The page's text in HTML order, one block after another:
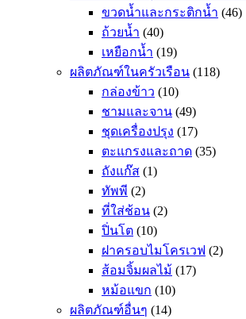
ขวดน้ำและกระติกน้ำ (46)
ถ้วยน้ำ (40)
เหยือกน้ำ (19)
ผลิตภัณฑ์ในครัวเรือน (118)
กล่องข้าว (10)
ชามและจาน (49)
ชุดเครื่องปรุง (17)
ตะแกรงและถาด (35)
ถังแก๊ส (1)
ทัพพี (2)
ที่ใส่ช้อน (2)
ปิ่นโต (10)
ฝาครอบไมโครเวฟ (2)
ส้อมจิ้มผลไม้ (17)
หม้อแขก (10)
ผลิตภัณฑ์อื่นๆ (14)